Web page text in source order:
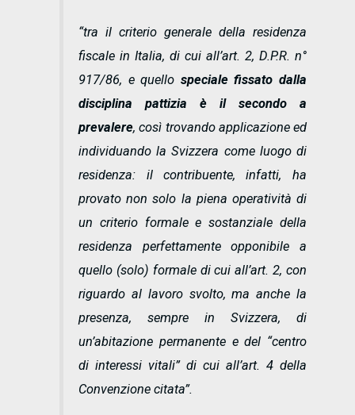
“tra il criterio generale della residenza
fiscale in Italia, di cui all’art. 2, D.P.R. n°
917/86, e quello speciale fissato dalla
disciplina pattizia è il secondo a
prevalere, così trovando applicazione ed
individuando la Svizzera come luogo di
residenza: il contribuente, infatti, ha
provato non solo la piena operatività di
un criterio formale e sostanziale della
residenza perfettamente opponibile a
quello (solo) formale di cui all’art. 2, con
riguardo al lavoro svolto, ma anche la
presenza, sempre in Svizzera, di
un’abitazione permanente e del “centro
di interessi vitali” di cui all’art. 4 della
Convenzione citata”.